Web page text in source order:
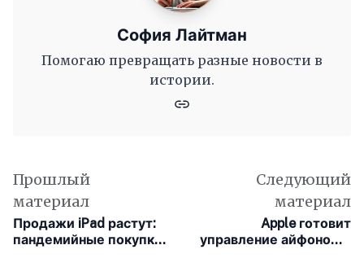
София Лайтман
Помогаю превращать разные новости в
истории.
Прошлый
материал
Продажи iPad растут:
пандемийные покупки
Следующий
материал
Apple готовит
управление айфоном с